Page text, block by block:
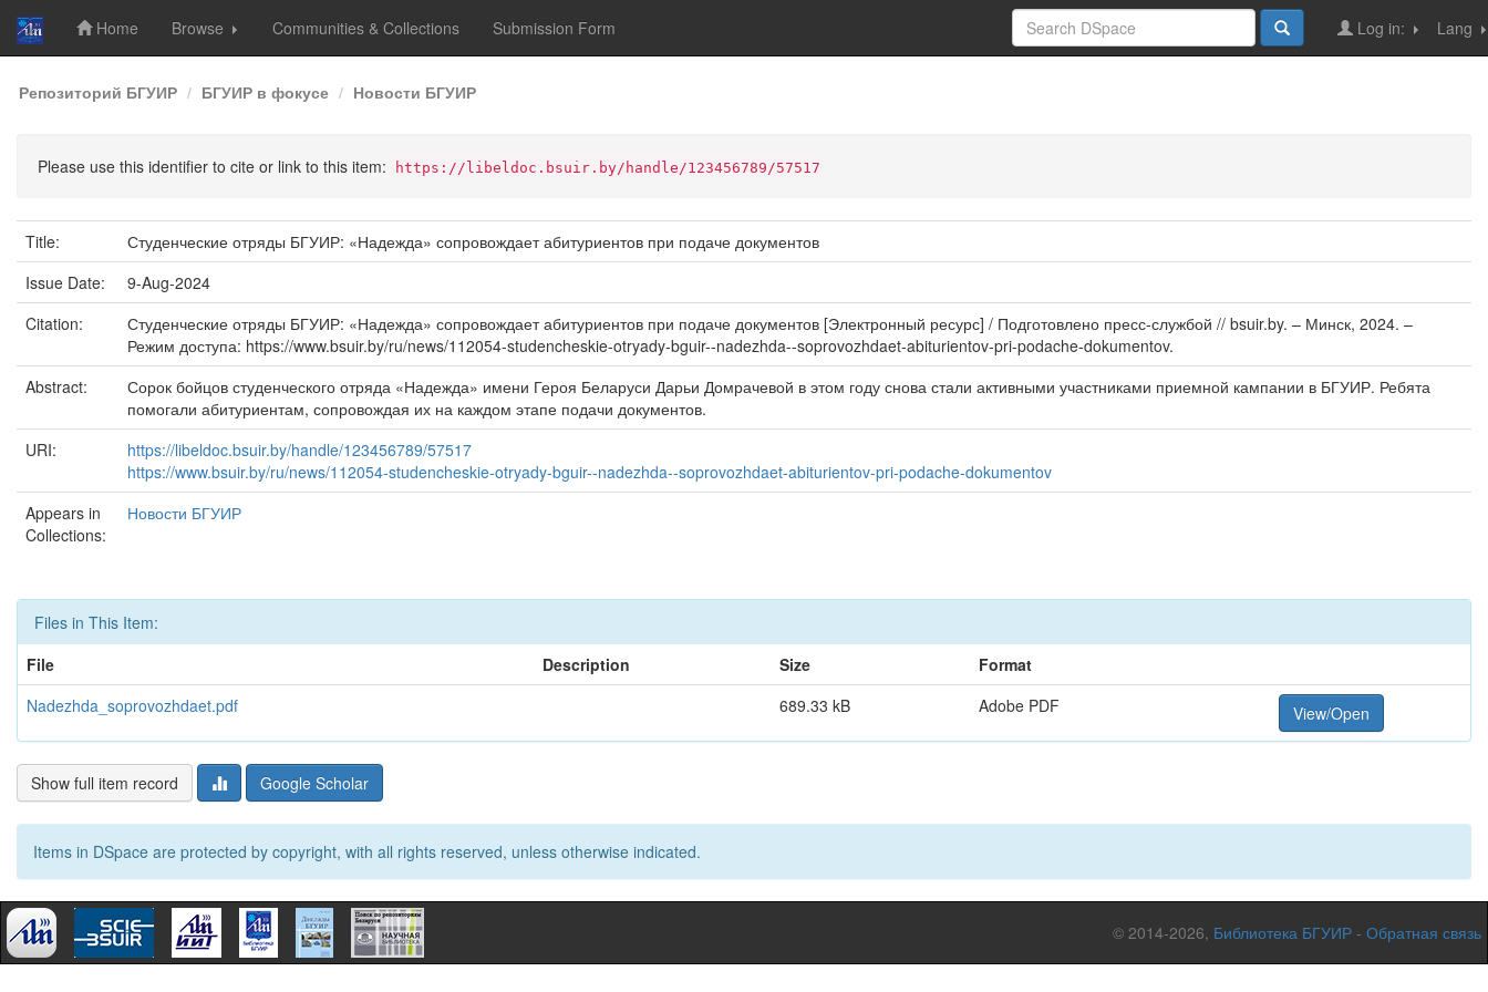
Skip
navigation
Home Browse Communities & Collections Submission Form Lang
Log in:
Репозиторий БГУИР БГУИР в фокусе Новости БГУИР
Please use this identifier to cite or link to this item: https://libeldoc.bsuir.by/handle/123456789/57517
Title:
Студенческие отряды БГУИР: «Надежда» сопровождает абитуриентов при подаче документов
Issue Date:
9-Aug-2024
Citation:
Студенческие отряды БГУИР: «Надежда» сопровождает абитуриентов при подаче документов [Электронный ресурс] / Подготовлено пресс-службой // bsuir.by. – Минск, 2024. –
Режим доступа: https://www.bsuir.by/ru/news/112054-studencheskie-otryady-bguir--nadezhda--soprovozhdaet-abiturientov-pri-podache-dokumentov.
Abstract:
Сорок бойцов студенческого отряда «Надежда» имени Героя Беларуси Дарьи Домрачевой в этом году снова стали активными участниками приемной кампании в БГУИР. Ребята
помогали абитуриентам, сопровождая их на каждом этапе подачи документов.
URI:
https://libeldoc.bsuir.by/handle/123456789/57517
https://www.bsuir.by/ru/news/112054-studencheskie-otryady-bguir--nadezhda--soprovozhdaet-abiturientov-pri-podache-dokumentov
Appears in
Collections:
Новости БГУИР
Files in This Item:
File
Description Size
Format
Nadezhda_soprovozhdaet.pdf
689.33 kB Adobe PDF View/Open
Show full item record Google Scholar
Items in DSpace are protected by copyright, with all rights reserved, unless otherwise indicated.
© 2014-2026, Библиотека БГУИР - Обратная связь